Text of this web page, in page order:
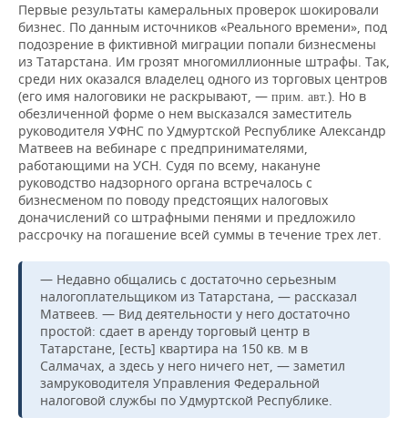
Первые результаты камеральных проверок шокировали
бизнес. По данным источников «Реального времени», под
подозрение в фиктивной миграции попали бизнесмены
из Татарстана. Им грозят многомиллионные штрафы. Так,
среди них оказался владелец одного из торговых центров
(его имя налоговики не раскрывают, — прим. авт.). Но в
обезличенной форме о нем высказался заместитель
руководителя УФНС по Удмуртской Республике Александр
Матвеев на вебинаре с предпринимателями,
работающими на УСН. Судя по всему, накануне
руководство надзорного органа встречалось с
бизнесменом по поводу предстоящих налоговых
доначислений со штрафными пенями и предложило
рассрочку на погашение всей суммы в течение трех лет.
— Недавно общались с достаточно серьезным
налогоплательщиком из Татарстана, — рассказал
Матвеев. — Вид деятельности у него достаточно
простой: сдает в аренду торговый центр в
Татарстане, [есть] квартира на 150 кв. м в
Салмачах, а здесь у него ничего нет, — заметил
замруководителя Управления Федеральной
налоговой службы по Удмуртской Республике.